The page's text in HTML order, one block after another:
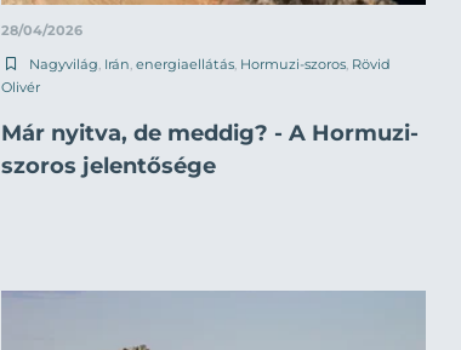
28/04/2026
Nagyvilág Irán energiaellátás Hormuzi-szoros Rövid
Olivér
Már nyitva, de meddig? - A Hormuzi-
szoros jelentősége